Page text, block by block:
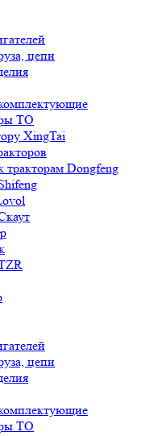
цепи
ТО
XingTai
тракторам Dongfeng
цепи
ТО